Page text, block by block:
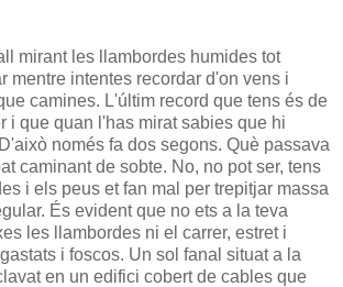
mirant les llambordes humides tot
mentre intentes recordar d'on vens i
camines. L'últim record que tens és de
i que quan l'has mirat sabies que hi
només fa dos segons. Què passava
caminant de sobte. No, no pot ser, tens
i els peus et fan mal per trepitjar massa
És evident que no ets a la teva
les llambordes ni el carrer, estret i
i foscos. Un sol fanal situat a la
en un edifici cobert de cables que